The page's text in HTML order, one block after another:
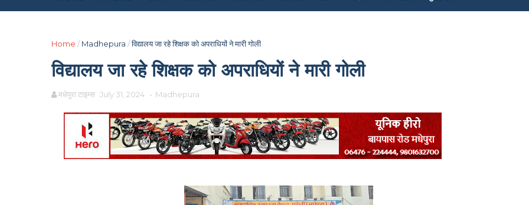
Home / Madhepura /विद्यालय जा रहे शिक्षक को अपराधियों ने मारी गोली
विद्यालय जा रहे शिक्षक को अपराधियों ने मारी गोली
मधेपुरा टाइम्स July 31, 2024 - Madhepura